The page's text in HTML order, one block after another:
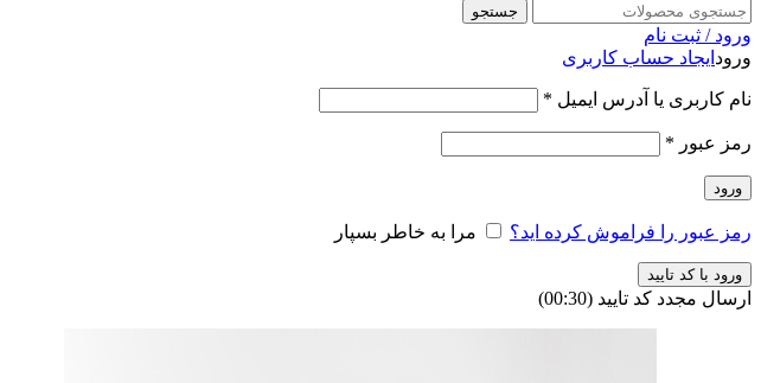
جستجو
ورود / ثبت نام
ورود ایجاد حساب کاربری
نام کاربری یا آدرس ایمیل *
رمز عبور *
ورود
رمز عبور را فراموش کرده اید؟ مرا به خاطر بسپار
ورود با کد تایید
ارسال مجدد کد تایید (00:
30
)